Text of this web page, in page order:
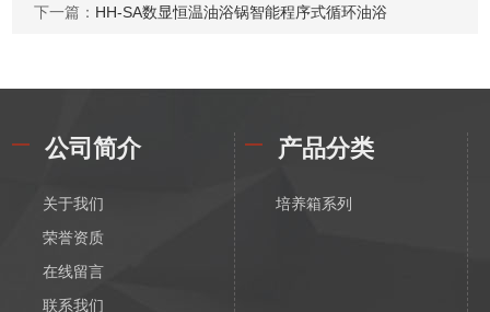
下一篇： HH-SA数显恒温油浴锅智能程序式循环油浴
公司简介
关于我们
荣誉资质
在线留言
联系我们
产品分类
培养箱系列